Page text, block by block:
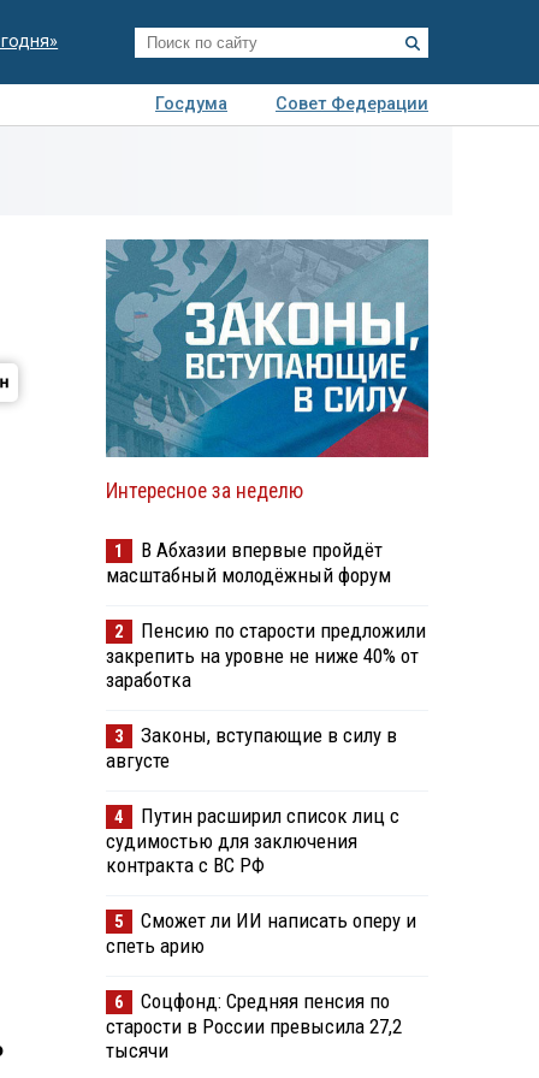
Госдума
Совет Федерации
Интересное за неделю
1
В Абхазии впервые пройдёт
масштабный молодёжный форум
2
Пенсию по старости предложили
закрепить на уровне не ниже 40% от
заработка
3
Законы, вступающие в силу в
августе
4
Путин расширил список лиц с
судимостью для заключения
контракта с ВС РФ
5
Сможет ли ИИ написать оперу и
спеть арию
6
Соцфонд: Средняя пенсия по
старости в России превысила 27,2
тысячи